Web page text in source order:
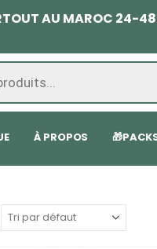
AU MAROC 24-
À PROPOS